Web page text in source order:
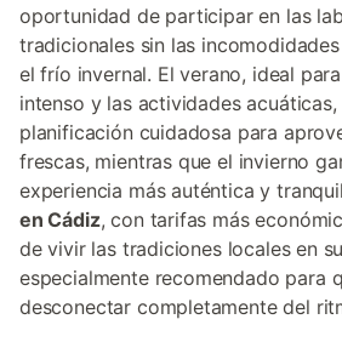
oportunidad de participar en las
tradicionales sin las
el frío invernal. El verano, ideal
intenso y las actividades acuáticas,
planificación cuidadosa para
frescas, mientras que el invierno
experiencia más auténtica y
en Cádiz, con tarifas más
de vivir las tradiciones locales en
especialmente recomendado para
desconectar completamente del